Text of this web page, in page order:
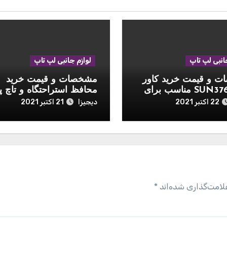
لپ تاپ
و قیمت خرید کاور
مدل SUN3765 مناسب برای
202022 اکتبر 2021
لوازم جانبی لپ تاپ
مشخصات و قیمت خرید
محافظ استراحتگاه و تاچ
موشی مدل Palmguard
دیجیزا 21 اکتبر 2021
شده‌اند *